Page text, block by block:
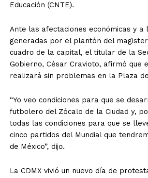
Educación (CNTE).
Ante las afectaciones económicas y a
generadas por el plantón del
cuadro de la capital, el titular de la
Gobierno, César Cravioto, afirmó que
realizará sin problemas en la Plaza
“Yo veo condiciones para que se
futbolero del Zócalo de la Ciudad y,
todas las condiciones para que se
cinco partidos del Mundial que
de México”, dijo.
La CDMX vivió un nuevo día de